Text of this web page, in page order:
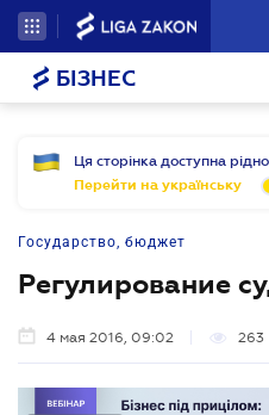
БІЗНЕС
Ця сторінка доступна
Перейти на українську
Государство, бюджет
Регулирование
4 мая 2016, 09:02 263